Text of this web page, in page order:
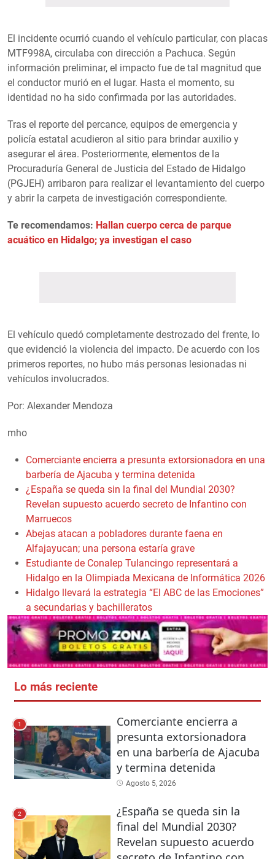
El incidente ocurrió cuando el vehículo particular, con placas
MTF998A, circulaba con dirección a Pachuca. Según
información preliminar, el impacto fue de tal magnitud que
el conductor murió en el lugar. Hasta el momento, su
identidad no ha sido confirmada por las autoridades.
Tras el reporte del percance, equipos de emergencia y
policía estatal acudieron al sitio para brindar auxilio y
asegurar el área. Posteriormente, elementos de la
Procuraduría General de Justicia del Estado de Hidalgo
(PGJEH) arribaron para realizar el levantamiento del cuerpo
y abrir la carpeta de investigación correspondiente.
Te recomendamos: Hallan cuerpo cerca de parque
acuático en Hidalgo; ya investigan el caso
El vehículo quedó completamente destrozado del frente, lo
que evidenció la violencia del impacto. De acuerdo con los
primeros reportes, no hubo más personas lesionadas ni
vehículos involucrados.
Por: Alexander Mendoza
mho
Comerciante encierra a presunta extorsionadora en una
barbería de Ajacuba y termina detenida
¿España se queda sin la final del Mundial 2030?
Revelan supuesto acuerdo secreto de Infantino con
Marruecos
Abejas atacan a pobladores durante faena en
Alfajayucan; una persona estaría grave
Estudiante de Conalep Tulancingo representará a
Hidalgo en la Olimpiada Mexicana de Informática 2026
Hidalgo llevará la estrategia “El ABC de las Emociones”
a secundarias y bachilleratos
Lo más reciente
1
Comerciante encierra a
presunta extorsionadora
en una barbería de Ajacuba
y termina detenida
Agosto 5, 2026
2
¿España se queda sin la
final del Mundial 2030?
Revelan supuesto acuerdo